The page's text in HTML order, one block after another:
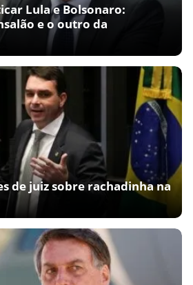
Lula e Bolsonaro:
e o outro da
de juiz sobre rachadinha na